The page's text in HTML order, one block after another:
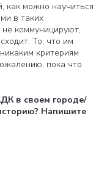
как можно научиться
в таких
коммуницируют,
То, что им
критериям
пока что
в своем городе/
Напишите